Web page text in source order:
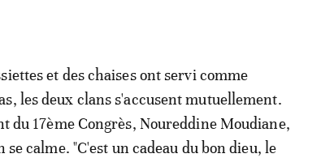
et des chaises ont servi comme
les deux clans s'accusent mutuellement.
17ème Congrès, Noureddine Moudiane,
calme. "C'est un cadeau du bon dieu, le